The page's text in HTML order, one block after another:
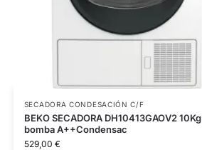
SECADORA CONDESACIÓN C/F
BEKO SECADORA DH10413GAOV2 10Kg
bomba A++Condensac
529,00 €